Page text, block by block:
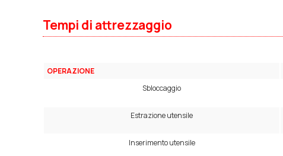
Tempi di attrezzaggio
OPERAZIONE
Sbloccaggio
Estrazione utensile
Inserimento utensile